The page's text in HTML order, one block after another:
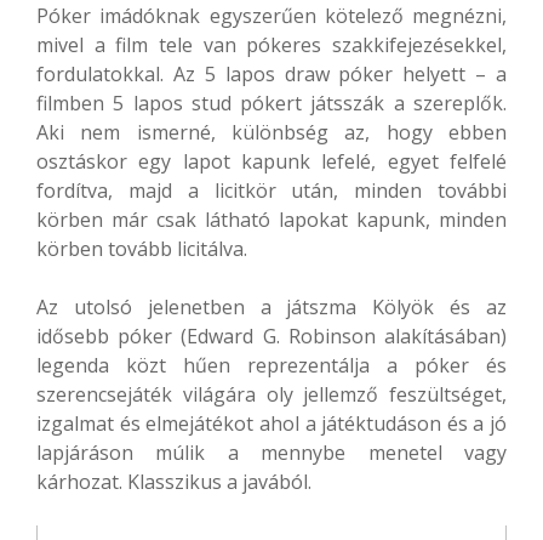
Póker imádóknak egyszerűen kötelező megnézni,
mivel a film tele van pókeres szakkifejezésekkel,
fordulatokkal. Az 5 lapos draw póker helyett – a
filmben 5 lapos stud pókert játsszák a szereplők.
Aki nem ismerné, különbség az, hogy ebben
osztáskor egy lapot kapunk lefelé, egyet felfelé
fordítva, majd a licitkör után, minden további
körben már csak látható lapokat kapunk, minden
körben tovább licitálva.
Az utolsó jelenetben a játszma Kölyök és az
idősebb póker (Edward G. Robinson alakításában)
legenda közt hűen reprezentálja a póker és
szerencsejáték világára oly jellemző feszültséget,
izgalmat és elmejátékot ahol a játéktudáson és a jó
lapjáráson múlik a mennybe menetel vagy
kárhozat. Klasszikus a javából.